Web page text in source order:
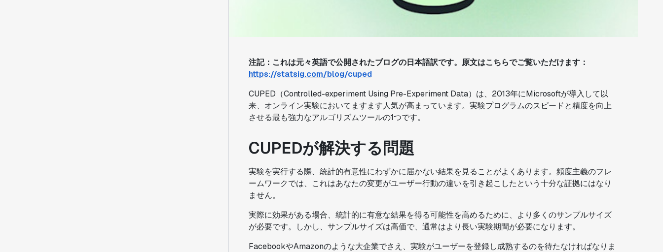
注記：これは元々英語で公開されたブログの日本語訳です。原文はこちらでご覧いただけます：
https://statsig.com/blog/cuped
CUPED（Controlled-experiment Using Pre-Experiment Data）は、2013年にMicrosoftが導入して以
来、オンライン実験においてますます人気が高まっています。実験プログラムのスピードと精度を向上
させる最も強力なアルゴリズムツールの1つです。
CUPEDが解決する問題
実験を実行する際、統計的有意性にわずかに届かない結果を見ることがよくあります。頻度主義のフレ
ームワークでは、これはあなたの変更がユーザー行動の違いを引き起こしたという十分な証拠にはなり
ません。
実際に効果がある場合、統計的に有意な結果を得る可能性を高めるために、より多くのサンプルサイズ
が必要です。しかし、サンプルサイズは高価で、通常はより長い実験期間が必要になります。
FacebookやAmazonのような大企業でさえ、実験がユーザーを登録し成熟するのを待たなければなりま